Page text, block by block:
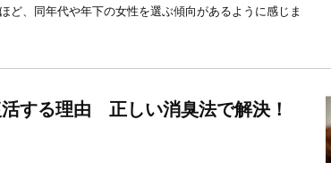
ど、同年代や年下の女性を選ぶ傾向があるように感じま
する理由 正しい消臭法で解決！